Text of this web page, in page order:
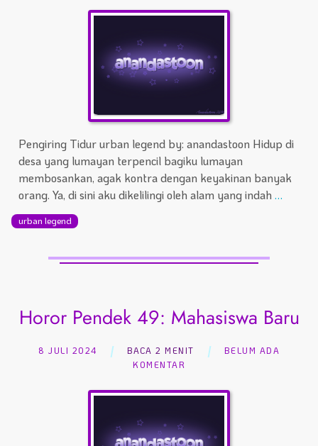
Pengiring Tidur urban legend by: anandastoon Hidup di
desa yang lumayan terpencil bagiku lumayan
membosankan, agak kontra dengan keyakinan banyak
orang. Ya, di sini aku dikelilingi oleh alam yang indah …
urban legend
Horor Pendek 49: Mahasiswa Baru
8 JULI 2024 BACA 2 MENIT
BELUM ADA
KOMENTAR